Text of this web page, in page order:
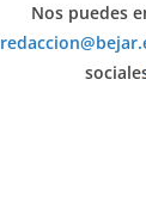
Nos puedes